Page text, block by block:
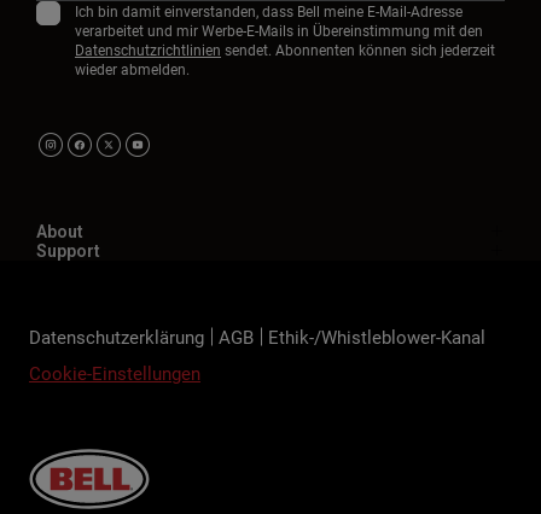
Ich bin damit einverstanden, dass Bell meine E-Mail-Adresse
verarbeitet und mir Werbe-E-Mails in Übereinstimmung mit den
Datenschutzrichtlinien sendet. Abonnenten können sich jederzeit
wieder abmelden.
About
Support
Datenschutzerklärung AGB
Ethik-/Whistleblower-Kanal
Cookie-Einstellungen